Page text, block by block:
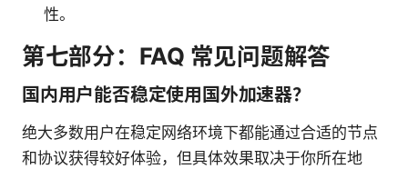
性。
第七部分：FAQ 常见问题解答
国内用户能否稳定使用国外加速器？
绝大多数用户在稳定网络环境下都能通过合适的节点
和协议获得较好体验，但具体效果取决于你所在地